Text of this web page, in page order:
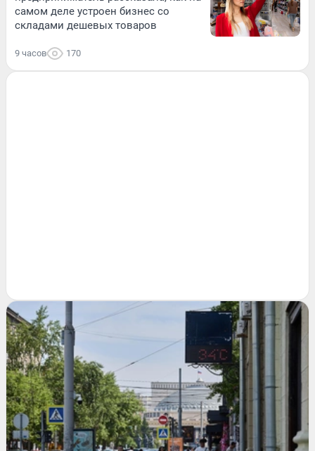
самом деле устроен бизнес со
складами дешевых товаров
9 часов 170